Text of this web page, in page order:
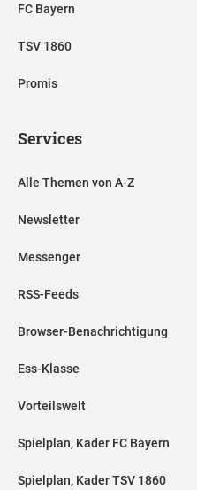
FC Bayern
TSV 1860
Promis
Services
Alle Themen von A-Z
Newsletter
Messenger
RSS-Feeds
Browser-Benachrichtigung
Ess-Klasse
Vorteilswelt
Spielplan, Kader FC Bayern
Spielplan, Kader TSV 1860